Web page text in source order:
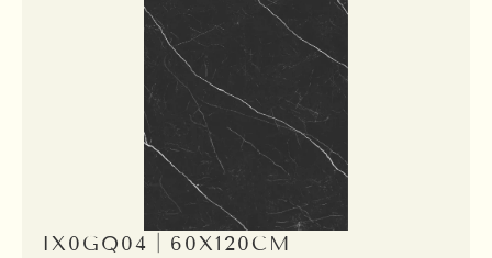
IX0GQ04｜60X120CM